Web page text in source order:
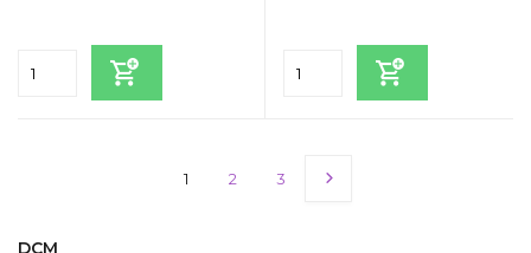
1 2 3